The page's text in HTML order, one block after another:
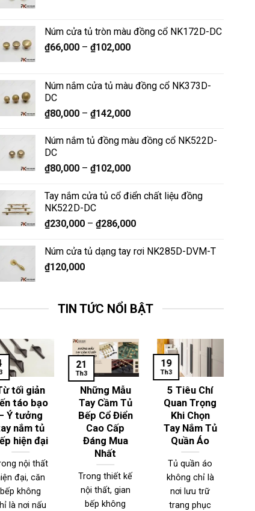
Núm cửa tủ tròn màu đồng cổ NK172D-DC
₫66,000 –₫102,000
Núm nắm cửa tủ màu đồng cổ NK373D-
DC
₫80,000 –₫142,000
Núm nắm tủ đồng màu đồng cổ NK522D-
DC
₫80,000 –₫102,000
Tay nắm cửa tủ cổ điển chất liệu đồng
NK522D-DC
₫230,000 –₫286,000
Núm cửa tủ dạng tay rơi NK285D-DVM-T
₫120,000
TIN TỨC NỔI BẬT
tối giản
táo bạo
Ý tưởng
nắm tủ
hiện đại
nội thất
đại, căn
bếp không
là nơi nấu
Những Mẫu
Tay Cầm Tủ
Bếp Cổ Điển
Cao Cấp
Đáng Mua
Nhất
Trong thiết kế
nội thất, gian
bếp không
21
Th3
5 Tiêu Chí
Quan Trọng
Khi Chọn
Tay Nắm Tủ
Quần Áo
Tủ quần áo
không chỉ là
nơi lưu trữ
trang phục
19
Th3